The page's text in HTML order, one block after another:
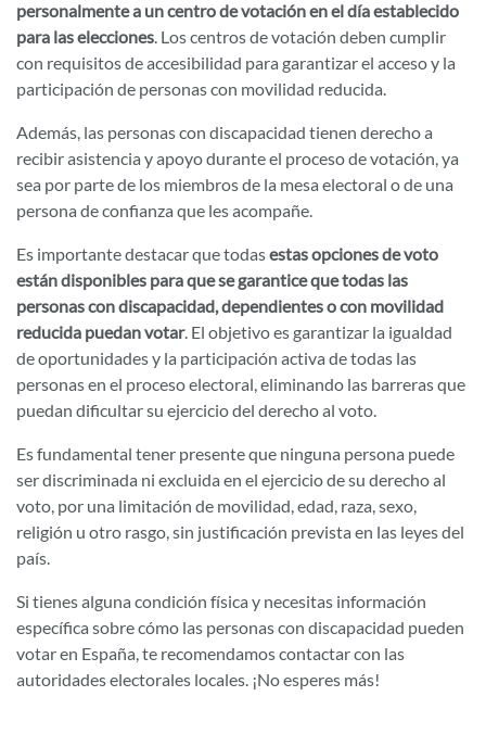
personalmente a un centro de votación en el día establecido
para las elecciones. Los centros de votación deben cumplir
con requisitos de accesibilidad para garantizar el acceso y la
participación de personas con movilidad reducida.
Además, las personas con discapacidad tienen derecho a
recibir asistencia y apoyo durante el proceso de votación, ya
sea por parte de los miembros de la mesa electoral o de una
persona de confianza que les acompañe.
Es importante destacar que todasestas opciones de voto
están disponibles para que se garantice que todas las
personas con discapacidad, dependientes o con movilidad
reducida puedan votar. El objetivo es garantizar la igualdad
de oportunidades y la participación activa de todas las
personas en el proceso electoral, eliminando las barreras que
puedan dificultar su ejercicio del derecho al voto.
Es fundamental tener presente que ninguna persona puede
ser discriminada ni excluida en el ejercicio de su derecho al
voto, por una limitación de movilidad, edad, raza, sexo,
religión u otro rasgo, sin justificación prevista en las leyes del
país.
Si tienes alguna condición física y necesitas información
específica sobre cómo las personas con discapacidad pueden
votar en España, te recomendamos contactar con las
autoridades electorales locales. ¡No esperes más!